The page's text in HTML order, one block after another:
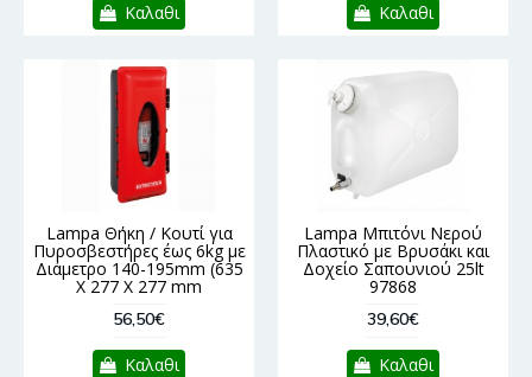
Καλαθι Καλαθι
Lampa Θήκη / Κουτί για
Πυροσβεστήρες έως 6kg με
Διάμετρο 140-195mm (635
Χ 277 Χ 277 mm
56,50€
Καλαθι
Lampa Μπιτόνι Νερού
Πλαστικό με Βρυσάκι και
Δοχείο Σαπουνιού 25lt
97868
39,60€
Καλαθι